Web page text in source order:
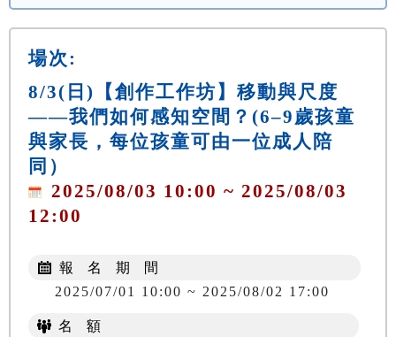
場次:
8/3(日)【創作工作坊】移動與尺度
——我們如何感知空間？(6–9歲孩童
與家長，每位孩童可由一位成人陪
同）
2025/08/03 10:00 ~ 2025/08/03
12:00
報 名 期 間
2025/07/01 10:00 ~ 2025/08/02 17:00
名 額